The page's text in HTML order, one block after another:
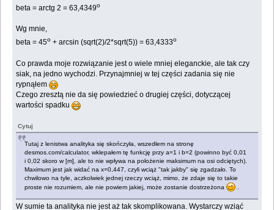
beta = arctg 2 = 63,4349о
Wg mnie,
beta = 45o + arcsin (sqrt(2)/2*sqrt(5)) = 63,4333o
Co prawda moje rozwiązanie jest o wiele mniej eleganckie, ale tak czy
siak, na jedno wychodzi. Przynajmniej w tej części zadania się nie
rypnąłem
Czego zresztą nie da się powiedzieć o drugiej części, dotyczącej
wartości spadku
Cytuj
Tutaj z lenistwa analityka się skończyła, wszedłem na stronę
desmos.com/calculator, wklepałem tę funkcję przy a=1 i b=2 (powinno być 0,01
i 0,02 skoro w [m], ale to nie wpływa na położenie maksimum na osi odciętych).
Maximum jest jak widać na x=0,447, czyli wciąż "tak jakby" się zgadzało. To
chwilowo na tyle, aczkolwiek jednej rzeczy wciąż, mimo, że zdaje się to takie
proste nie rozumiem, ale nie powiem jakiej, może zostanie dostrzeżona
W sumie ta analityka nie jest aż tak skomplikowana. Wystarczy wziąć